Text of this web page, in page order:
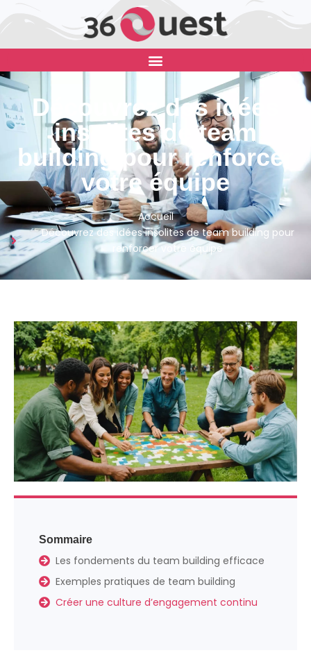
Découvrez des idées
insolites de team
building pour renforcer
votre équipe
Accueil
Découvrez des idées insolites de team building pour
renforcer votre équipe
Sommaire
Les fondements du team building efficace
Exemples pratiques de team building
Créer une culture d’engagement continu